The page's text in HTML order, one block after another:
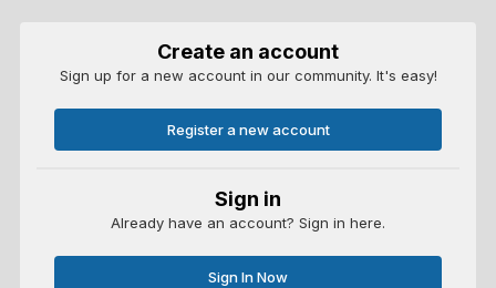
Create an account
Sign up for a new account in our community. It's easy!
Register a new account
Sign in
Already have an account? Sign in here.
Sign In Now